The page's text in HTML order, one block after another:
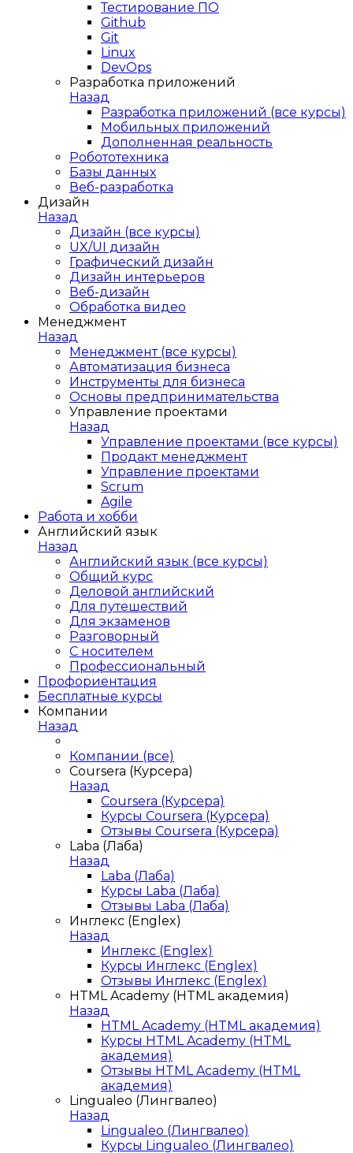
Тестирование ПО
Github
Git
Linux
DevOps
Разработка приложений
Назад
Разработка приложений (все курсы)
Мобильных приложений
Дополненная реальность
Робототехника
Базы данных
Веб-разработка
Дизайн
Назад
Дизайн (все курсы)
UX/UI дизайн
Графический дизайн
Дизайн интерьеров
Веб-дизайн
Обработка видео
Менеджмент
Назад
Менеджмент (все курсы)
Автоматизация бизнеса
Инструменты для бизнеса
Основы предпринимательства
Управление проектами
Назад
Управление проектами (все курсы)
Продакт менеджмент
Управление проектами
Scrum
Agile
Работа и хобби
Английский язык
Назад
Английский язык (все курсы)
Общий курс
Деловой английский
Для путешествий
Для экзаменов
Разговорный
С носителем
Профессиональный
Профориентация
Бесплатные курсы
Компании
Назад
Компании (все)
Coursera (Курсера)
Назад
Coursera (Курсера)
Курсы Coursera (Курсера)
Отзывы Coursera (Курсера)
Laba (Лаба)
Назад
Laba (Лаба)
Курсы Laba (Лаба)
Отзывы Laba (Лаба)
Инглекс (Englex)
Назад
Инглекс (Englex)
Курсы Инглекс (Englex)
Отзывы Инглекс (Englex)
HTML Academy (HTML академия)
Назад
HTML Academy (HTML академия)
Курсы HTML Academy (HTML
академия)
Отзывы HTML Academy (HTML
академия)
Lingualeo (Лингвалео)
Назад
Lingualeo (Лингвалео)
Курсы Lingualeo (Лингвалео)